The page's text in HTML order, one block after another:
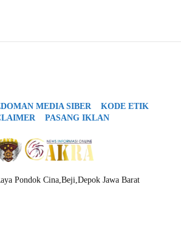
MEDIA SIBER
KODE ETIK
PASANG IKLAN
Pondok Cina,Beji,Depok Jawa Barat